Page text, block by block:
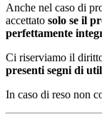
Anche nel caso di
accettato solo se il
perfettamente
Ci riserviamo il
presenti segni di
In caso di reso non